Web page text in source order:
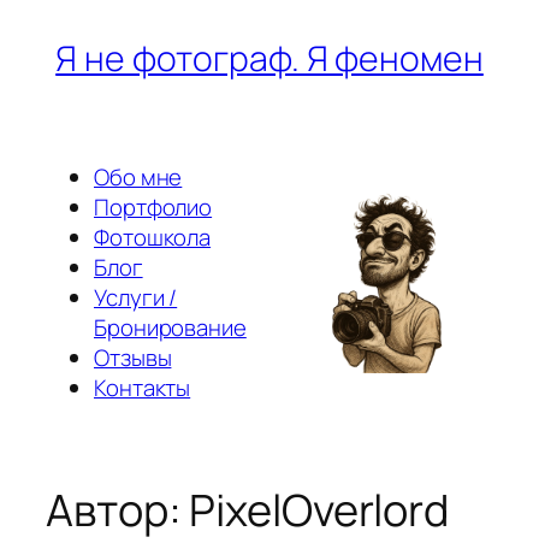
ПерейтиЯ не фотограф. Я феномен
Обо мне
Портфолио
Фотошкола
Блог
Услуги /
Бронирование
Отзывы
Контакты
Автор: PixelOverlord